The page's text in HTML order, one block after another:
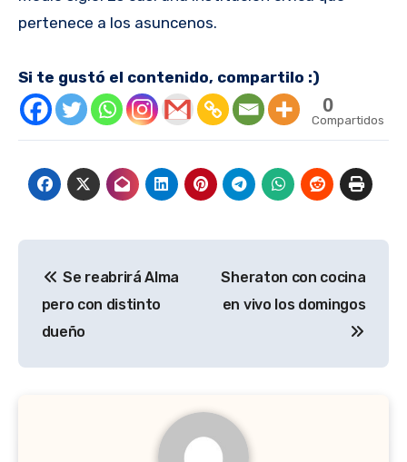
pertenece a los asuncenos.
Si te gustó el contenido, compartilo :)
0
Compartidos
de
entradas
Se reabrirá Alma
pero con distinto
dueño
Sheraton con cocina
en vivo los domingos